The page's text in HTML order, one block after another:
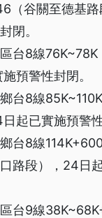
（谷關至德基
閉。
台8線76K~78K
預警性封閉。
台8線
起已實施預警性
台8線
路段），24日
台9線